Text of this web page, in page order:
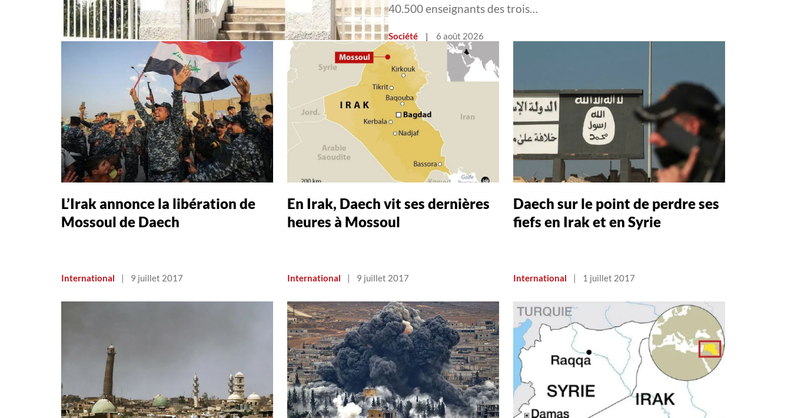
40.500 enseignants des trois…
Société | 6 août 2026
L’Irak annonce la libération de
Mossoul de Daech
International | 9 juillet 2017
En Irak, Daech vit ses dernières
heures à Mossoul
International | 9 juillet 2017
Daech sur le point de perdre ses
fiefs en Irak et en Syrie
International | 1 juillet 2017